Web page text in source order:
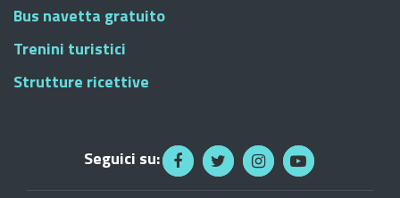
Bus navetta gratuito
Trenini turistici
Strutture ricettive
Seguici su: